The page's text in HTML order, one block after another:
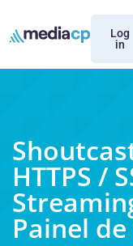
Log
in
HTTPS /
Painel